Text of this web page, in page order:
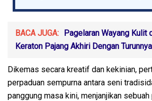
BACA JUGA: Pagelaran Wayang Kulit
Keraton Pajang Akhiri Dengan
Dikemas secara kreatif dan kekinian,
perpaduan sempurna antara seni
panggung masa kini, menjanjikan